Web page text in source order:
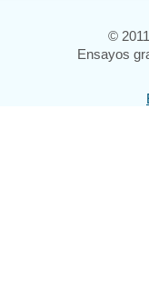
©
Ensayos